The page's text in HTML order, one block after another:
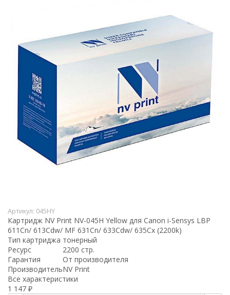
Артикул: 045HY
Картридж NV Print NV-045H Yellow для Canon i-Sensys LBP
611Cn/ 613Cdw/ MF 631Cn/ 633Cdw/ 635Cx (2200k)
Тип картриджа тонерный
Ресурс
2200 стр.
Гарантия
От производителя
ПроизводительNV Print
Все характеристики
1 147 ₽